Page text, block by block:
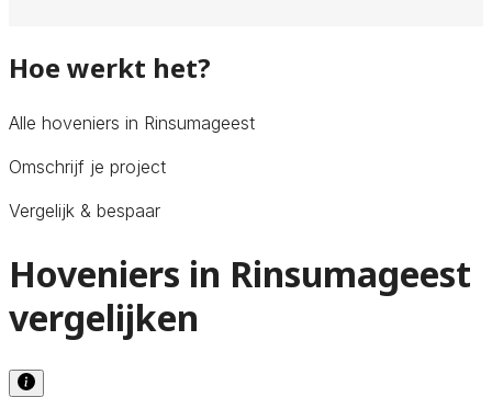
Hoe werkt het?
Alle hoveniers in Rinsumageest
Omschrijf je project
Vergelijk & bespaar
Hoveniers in Rinsumageest
vergelijken